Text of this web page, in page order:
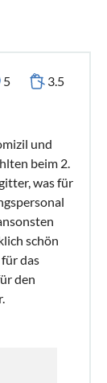
5 3.5
und
beim 2.
was für
schön
das
den